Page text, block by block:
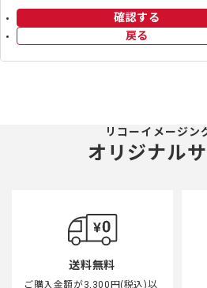
戻る
確認する
リコーイメージン
オリジナル
送料無料
ご購入金額が3,300円(税込)以